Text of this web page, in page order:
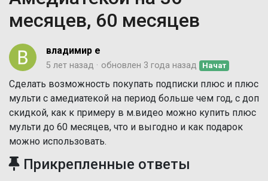
месяцев, 60 месяцев
владимир е
5 лет назад обновлен 3 года назад Начат
Сделать возможность покупать подписки плюс и плюс
мульти с амедиатекой на период больше чем год, с доп
скидкой, как к примеру в м.видео можно купить плюс
мульти до 60 месяцев, что и выгодно и как подарок
можно использовать.
Прикрепленные ответы